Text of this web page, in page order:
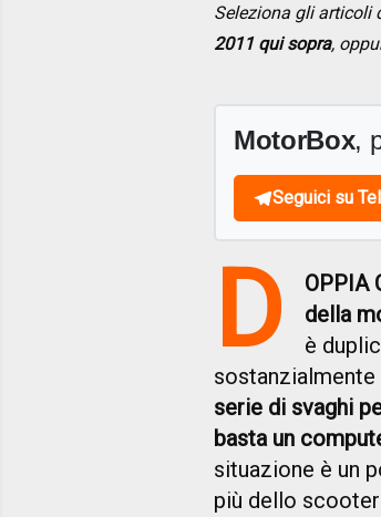
Seleziona gli articoli
2011 qui sopra,
MotorBox,
Seguici su
D OPPIA
della
è
serie di svaghi
basta un
situazione è un
più dello